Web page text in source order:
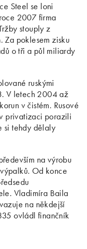
Steel se loni
2007 firma
stouply z
poklesem zisku
o tři a půl miliardy
ruskými
V letech 2004 až
v čistém. Rusové
privatizaci porazili
si tehdy dělaly
na výrobu
Od konce
Vladimíra Baila
na někdejší
ovládl finančník